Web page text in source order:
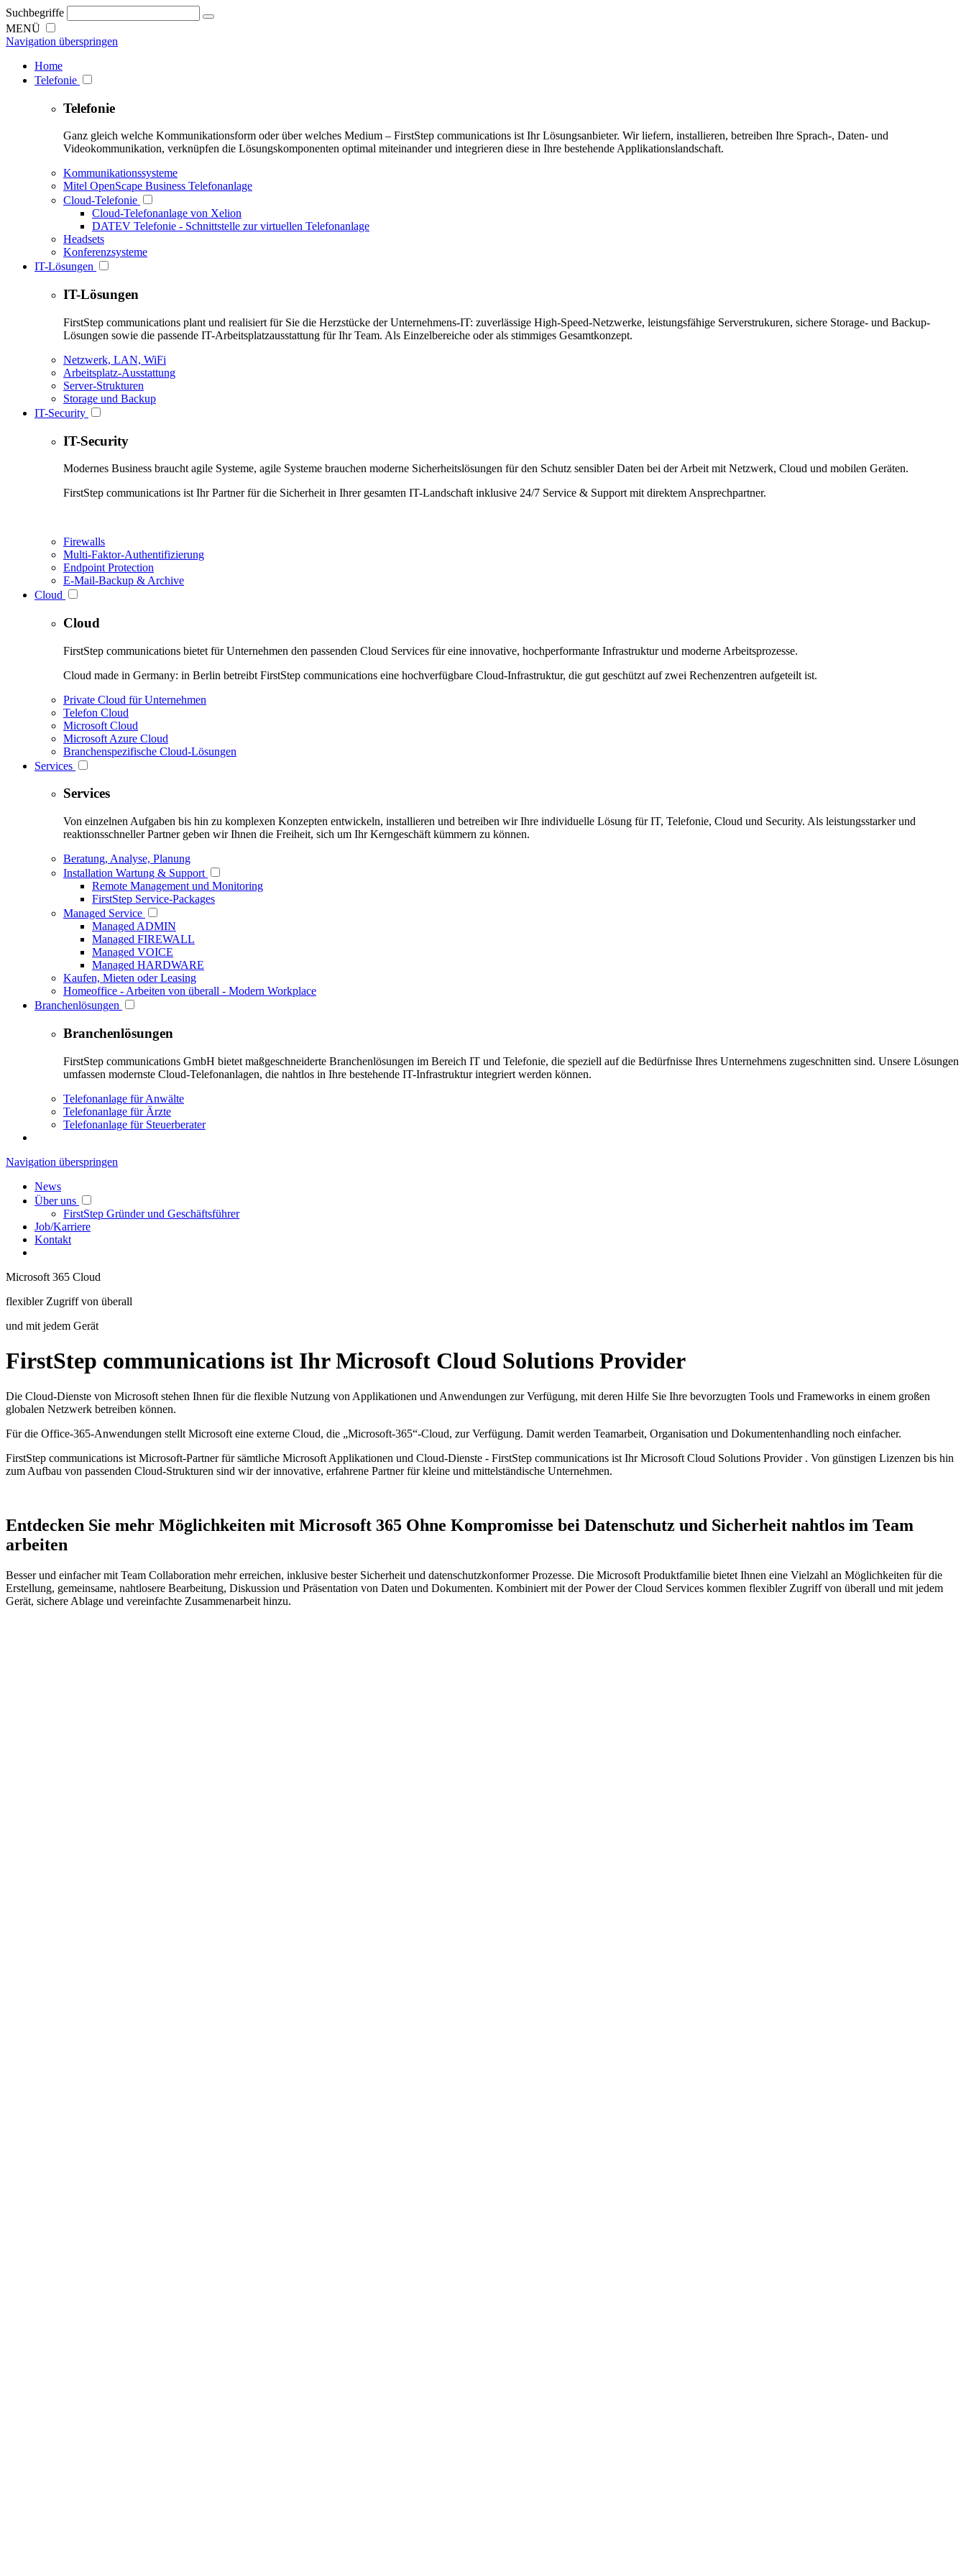
Suchbegriffe
MENÜ
Navigation überspringen
Home
Telefonie
Telefonie
Ganz gleich welche Kommunikationsform oder über welches Medium – FirstStep communications ist Ihr Lösungsanbieter. Wir liefern, installieren, betreiben Ihre Sprach-, Daten- und
Videokommunikation, verknüpfen die Lösungskomponenten optimal miteinander und integrieren diese in Ihre bestehende Applikationslandschaft.
Kommunikationssysteme
Mitel OpenScape Business Telefonanlage
Cloud-Telefonie
Cloud-Telefonanlage von Xelion
DATEV Telefonie - Schnittstelle zur virtuellen Telefonanlage
Headsets
Konferenzsysteme
IT-Lösungen
IT-Lösungen
FirstStep communications plant und realisiert für Sie die Herzstücke der Unternehmens-IT: zuverlässige High-Speed-Netzwerke, leistungsfähige Serverstrukuren, sichere Storage- und Backup-
Lösungen sowie die passende IT-Arbeitsplatzausstattung für Ihr Team. Als Einzelbereiche oder als stimmiges Gesamtkonzept.
Netzwerk, LAN, WiFi
Arbeitsplatz-Ausstattung
Server-Strukturen
Storage und Backup
IT-Security
IT-Security
Modernes Business braucht agile Systeme, agile Systeme brauchen moderne Sicherheitslösungen für den Schutz sensibler Daten bei der Arbeit mit Netzwerk, Cloud und mobilen Geräten.
FirstStep communications ist Ihr Partner für die Sicherheit in Ihrer gesamten IT-Landschaft inklusive 24/7 Service & Support mit direktem Ansprechpartner.
Firewalls
Multi-Faktor-Authentifizierung
Endpoint Protection
E-Mail-Backup & Archive
Cloud
Cloud
FirstStep communications bietet für Unternehmen den passenden Cloud Services für eine innovative, hochperformante Infrastruktur und moderne Arbeitsprozesse.
Cloud made in Germany: in Berlin betreibt FirstStep communications eine hochverfügbare Cloud-Infrastruktur, die gut geschützt auf zwei Rechenzentren aufgeteilt ist.
Private Cloud für Unternehmen
Telefon Cloud
Microsoft Cloud
Microsoft Azure Cloud
Branchenspezifische Cloud-Lösungen
Services
Services
Von einzelnen Aufgaben bis hin zu komplexen Konzepten entwickeln, installieren und betreiben wir Ihre individuelle Lösung für IT, Telefonie, Cloud und Security. Als leistungsstarker und
reaktionsschneller Partner geben wir Ihnen die Freiheit, sich um Ihr Kerngeschäft kümmern zu können.
Beratung, Analyse, Planung
Installation Wartung & Support
Remote Management und Monitoring
FirstStep Service-Packages
Managed Service
Managed ADMIN
Managed FIREWALL
Managed VOICE
Managed HARDWARE
Kaufen, Mieten oder Leasing
Homeoffice - Arbeiten von überall - Modern Workplace
Branchenlösungen
Branchenlösungen
FirstStep communications GmbH bietet maßgeschneiderte Branchenlösungen im Bereich IT und Telefonie, die speziell auf die Bedürfnisse Ihres Unternehmens zugeschnitten sind. Unsere Lösungen
umfassen modernste Cloud-Telefonanlagen, die nahtlos in Ihre bestehende IT-Infrastruktur integriert werden können.
Telefonanlage für Anwälte
Telefonanlage für Ärzte
Telefonanlage für Steuerberater
Navigation überspringen
News
Über uns
FirstStep Gründer und Geschäftsführer
Job/Karriere
Kontakt
Microsoft 365 Cloud
flexibler Zugriff von überall
und mit jedem Gerät
FirstStep communications ist Ihr Microsoft Cloud Solutions Provider
Die Cloud-Dienste von Microsoft stehen Ihnen für die flexible Nutzung von Applikationen und Anwendungen zur Verfügung, mit deren Hilfe Sie Ihre bevorzugten Tools und Frameworks in einem großen
globalen Netzwerk betreiben können.
Für die Office-365-Anwendungen stellt Microsoft eine externe Cloud, die „Microsoft-365“-Cloud, zur Verfügung. Damit werden Teamarbeit, Organisation und Dokumentenhandling noch einfacher.
FirstStep communications ist Microsoft-Partner für sämtliche Microsoft Applikationen und Cloud-Dienste - FirstStep communications ist Ihr Microsoft Cloud Solutions Provider . Von günstigen Lizenzen bis hin
zum Aufbau von passenden Cloud-Strukturen sind wir der innovative, erfahrene Partner für kleine und mittelständische Unternehmen.
Entdecken Sie mehr Möglichkeiten mit Microsoft 365 Ohne Kompromisse bei Datenschutz und Sicherheit nahtlos im Team
arbeiten
Besser und einfacher mit Team Collaboration mehr erreichen, inklusive bester Sicherheit und datenschutzkonformer Prozesse. Die Microsoft Produktfamilie bietet Ihnen eine Vielzahl an Möglichkeiten für die
Erstellung, gemeinsame, nahtlosere Bearbeitung, Diskussion und Präsentation von Daten und Dokumenten. Kombiniert mit der Power der Cloud Services kommen flexibler Zugriff von überall und mit jedem
Gerät, sichere Ablage und vereinfachte Zusammenarbeit hinzu.